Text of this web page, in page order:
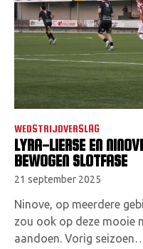
WEDSTRIJDVERSLAG
LYRA-LIERSE EN
BEWOGEN SLOTFASE
21 september 2025
Ninove, op meerdere
zou ook op deze mooie
aandoen. Vorig